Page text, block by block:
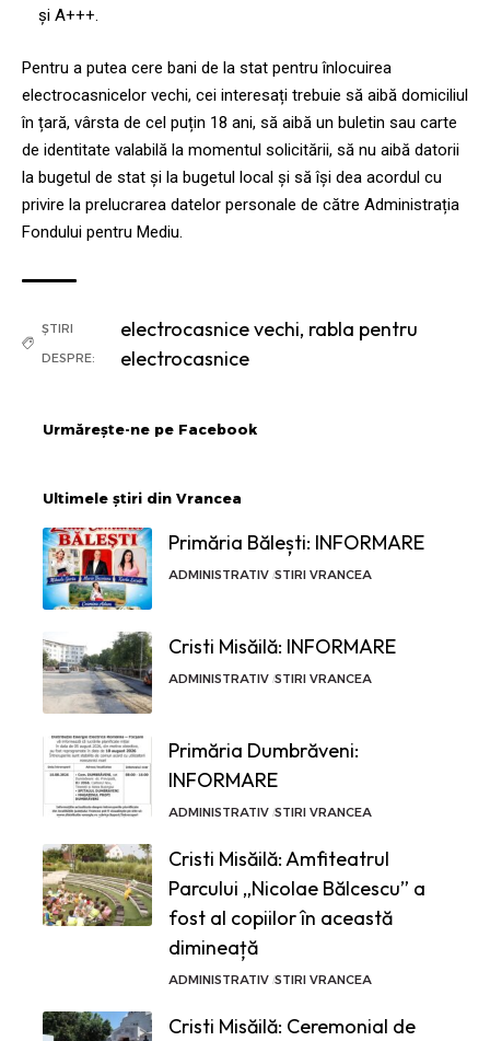
și A+++.
Pentru a putea cere bani de la stat pentru înlocuirea
electrocasnicelor vechi, cei interesați trebuie să aibă domiciliul
în țară, vârsta de cel puțin 18 ani, să aibă un buletin sau carte
de identitate valabilă la momentul solicitării, să nu aibă datorii
la bugetul de stat și la bugetul local și să își dea acordul cu
privire la prelucrarea datelor personale de către Administrația
Fondului pentru Mediu.
ȘTIRI
DESPRE:
electrocasnice vechi, rabla pentru
electrocasnice
Urmărește-ne pe Facebook
Ultimele știri din Vrancea
Primăria Bălești: INFORMARE
ADMINISTRATIV STIRI VRANCEA
Cristi Misăilă: INFORMARE
ADMINISTRATIV STIRI VRANCEA
Primăria Dumbrăveni:
INFORMARE
ADMINISTRATIV STIRI VRANCEA
Cristi Misăilă: Amfiteatrul
Parcului „Nicolae Bălcescu” a
fost al copiilor în această
dimineață
ADMINISTRATIV STIRI VRANCEA
Cristi Misăilă: Ceremonial de